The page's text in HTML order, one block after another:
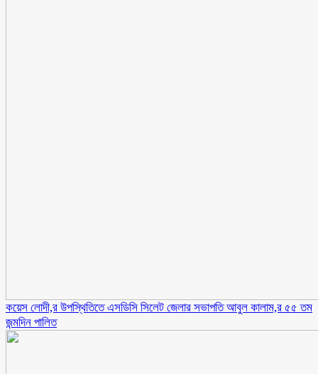
কয়েস লোদী,র উপস্থিতিতে এসডিসি সিলেট জেলার সভাপতি আবুল কালাম,র ৫৫ তম
জন্মদিন পালিত